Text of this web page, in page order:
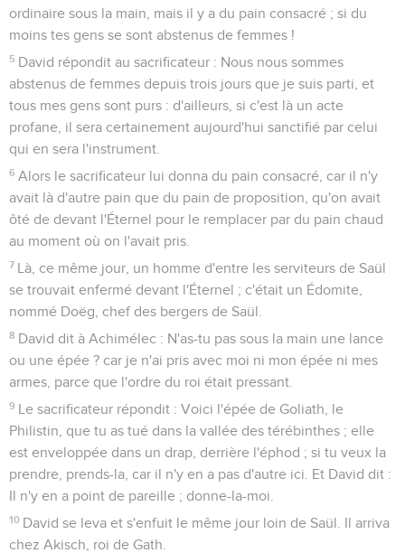
ordinaire sous la main, mais il y a du pain consacré ; si du
moins tes gens se sont abstenus de femmes !
5 David répondit au sacrificateur : Nous nous sommes
abstenus de femmes depuis trois jours que je suis parti, et
tous mes gens sont purs : d'ailleurs, si c'est là un acte
profane, il sera certainement aujourd'hui sanctifié par celui
qui en sera l'instrument.
6 Alors le sacrificateur lui donna du pain consacré, car il n'y
avait là d'autre pain que du pain de proposition, qu'on avait
ôté de devant l'Éternel pour le remplacer par du pain chaud
au moment où on l'avait pris.
7 Là, ce même jour, un homme d'entre les serviteurs de Saül
se trouvait enfermé devant l'Éternel ; c'était un Édomite,
nommé Doëg, chef des bergers de Saül.
8 David dit à Achimélec : N'as-tu pas sous la main une lance
ou une épée ? car je n'ai pris avec moi ni mon épée ni mes
armes, parce que l'ordre du roi était pressant.
9 Le sacrificateur répondit : Voici l'épée de Goliath, le
Philistin, que tu as tué dans la vallée des térébinthes ; elle
est enveloppée dans un drap, derrière l'éphod ; si tu veux la
prendre, prends-la, car il n'y en a pas d'autre ici. Et David dit :
Il n'y en a point de pareille ; donne-la-moi.
10 David se leva et s'enfuit le même jour loin de Saül. Il arriva
chez Akisch, roi de Gath.